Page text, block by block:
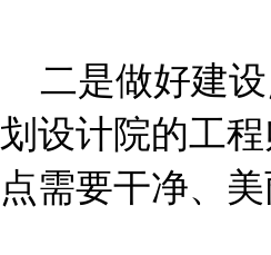
二是做好建
划设计院的工
点需要干净、